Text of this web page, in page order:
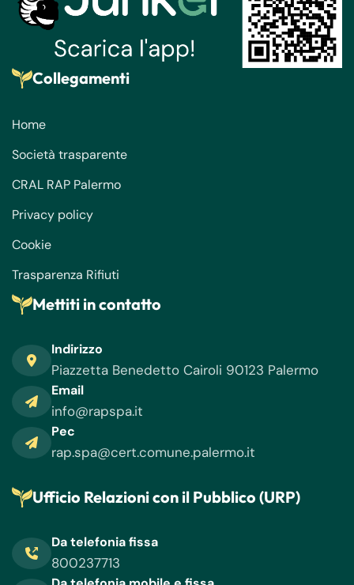
Collegamenti
Home
Società trasparente
CRAL RAP Palermo
Privacy policy
Cookie
Trasparenza Rifiuti
Mettiti in contatto
Indirizzo
Piazzetta Benedetto Cairoli 90123 Palermo
Email
info@rapspa.it
Pec
rap.spa@cert.comune.palermo.it
Ufficio Relazioni con il Pubblico (URP)
Da telefonia fissa
800237713